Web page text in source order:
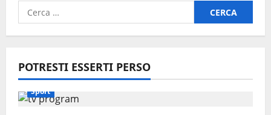
Ricerca
per:
POTRESTI ESSERTI PERSO
Sport